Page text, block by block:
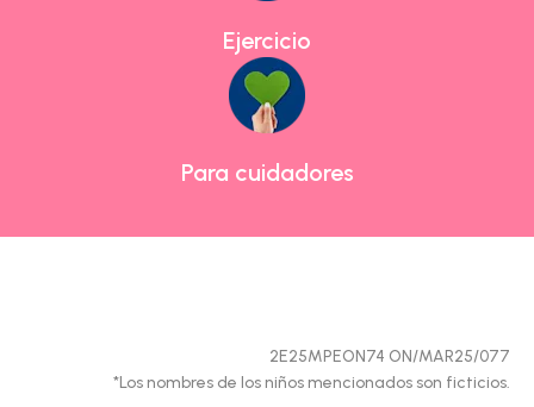
Ejercicio
Para cuidadores
2E25MPEON74 ON/MAR25/077
*Los nombres de los niños mencionados son ficticios.